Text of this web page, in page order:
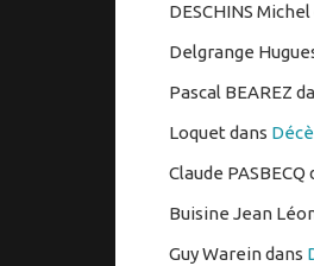
DESCHINS Michel
Delgrange
Pascal BEAREZ
Loquet dans
Claude PASBECQ
Buisine Jean
Guy Wareindans